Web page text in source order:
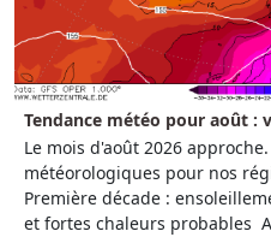
Tendance météo pour août :
Le mois d'août 2026
météorologiques pour nos
Première décade :
et fortes chaleurs probables